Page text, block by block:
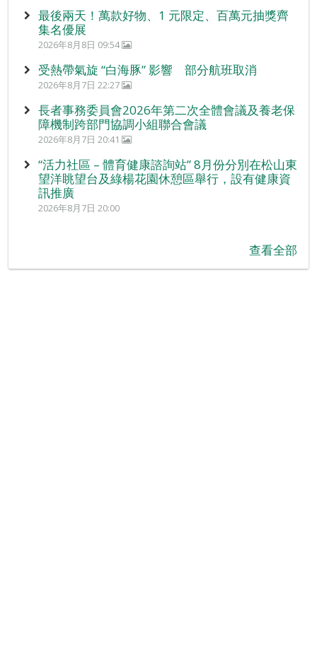
最後兩天！萬款好物、1 元限定、百萬元抽獎齊
集名優展
2026年8月8日 09:54
受熱帶氣旋 “白海豚” 影響 部分航班取消
2026年8月7日 22:27
長者事務委員會2026年第二次全體會議及養老保
障機制跨部門協調小組聯合會議
2026年8月7日 20:41
“活力社區 – 體育健康諮詢站” 8月份分別在松山東
望洋眺望台及綠楊花園休憩區舉行，設有健康資
訊推廣
2026年8月7日 20:00
查看全部